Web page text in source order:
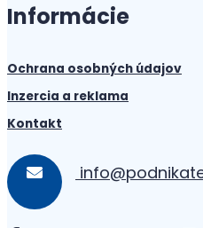
Informácie
Ochrana osobných údajov
Inzercia a reklama
Kontakt